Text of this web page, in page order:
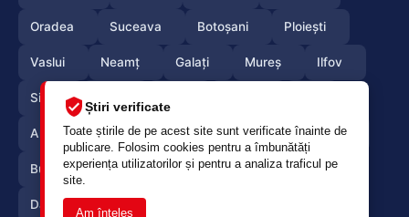
Știri verificate
Toate știrile de pe acest site sunt verificate înainte de
publicare. Folosim cookies pentru a îmbunătăți
experiența utilizatorilor și pentru a analiza traficul pe
site.
Am înțeles
Oradea Suceava Botoșani Ploiești
Vaslui Neamț Galați Mureș Ilfov
Sibiu
Arges Maramures Vrancea Satumare
Buzau Braila Calarasi Caras-Severin
Dambovita Giurgiu